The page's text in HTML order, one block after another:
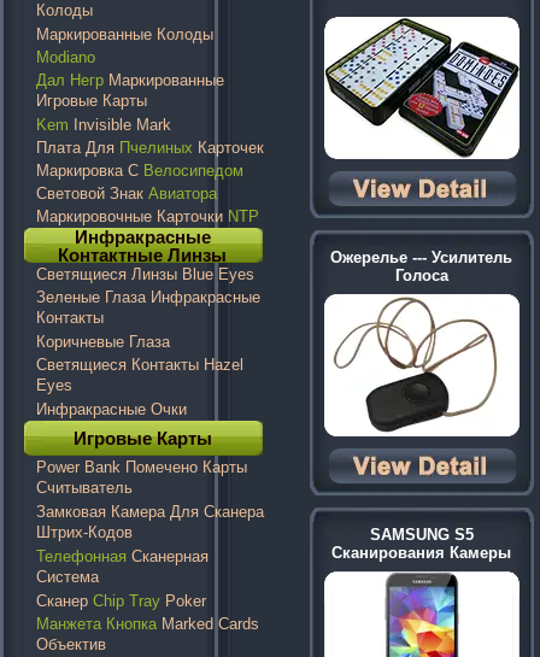
Колоды
Маркированные Колоды
Modiano
Дал Негр Маркированные
Игровые Карты
Kem
Invisible Mark
Плата Для Пчелиных Карточек
Маркировка С Велосипедом
Световой Знак Авиатора
Маркировочные Карточки NTP
Инфракрасные
Контактные Линзы
Светящиеся Линзы Blue Eyes
Зеленые Глаза Инфракрасные
Контакты
Коричневые Глаза
Светящиеся Контакты Hazel
Eyes
Инфракрасные Очки
Игровые Карты
Power Bank Помечено Карты
Считыватель
Замковая Камера Для Сканера
Штрих-Кодов
Телефонная Сканерная
Система
Сканер Chip Tray Poker
Манжета Кнопка Marked Cards
Объектив
Ожерелье --- Усилитель
Голоса
SAMSUNG S5
Сканирования Камеры